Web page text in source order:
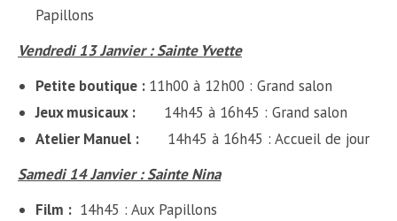
Papillons
Vendredi 13 Janvier : Sainte Yvette
Petite boutique : 11h00 à 12h00 : Grand salon
Jeux musicaux : 14h45 à 16h45 : Grand salon
Atelier Manuel : 14h45 à 16h45 : Accueil de jour
Samedi 14 Janvier : Sainte Nina
Film : 14h45 : Aux Papillons